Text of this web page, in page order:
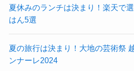
夏休みのランチは決まり！楽天で
はん5選
夏の旅行は決まり！大地の芸術祭
ンナーレ2024